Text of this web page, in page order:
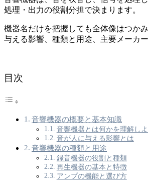
処理・出力の役割分担で決まります。
機器名だけを把握しても全体像はつか
与える影響、種類と用途、主要メーカ
目次
音響機器の概要と基本知識
音響機器とは何かを理解しよ
音が人に与える影響とは
音響機器の種類と用途
録音機器の役割と種類
再生機器の基本と特徴
アンプの機能と選び方